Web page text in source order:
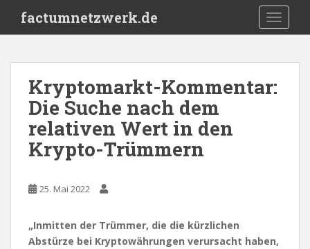
i
factumnetzwerk.de
Kryptomarkt-Kommentar:
Die Suche nach dem
relativen Wert in den
Krypto-Trümmern
25. Mai 2022
„Inmitten der Trümmer, die die kürzlichen
Abstürze bei Kryptowährungen verursacht haben,